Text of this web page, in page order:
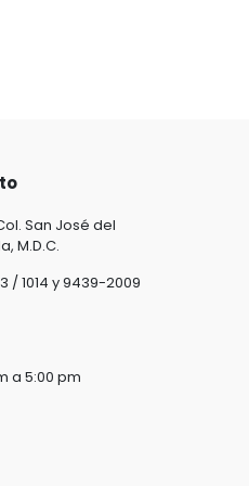
San José del
M.D.C.
/ 1014 y 9439-2009
a 5:00 pm